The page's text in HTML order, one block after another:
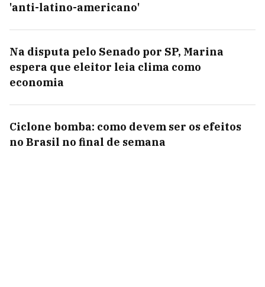
'anti-latino-americano'
Na disputa pelo Senado por SP, Marina
espera que eleitor leia clima como
economia
Ciclone bomba: como devem ser os efeitos
no Brasil no final de semana